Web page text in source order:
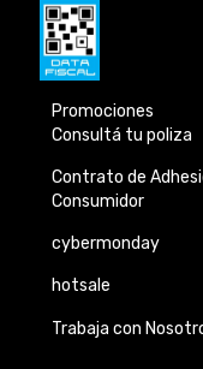
Promociones
Consultá tu poliza
Contrato de
Consumidor
cybermonday
hotsale
Trabaja con